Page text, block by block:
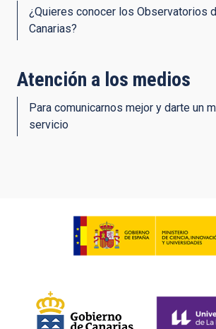
¿Quieres conocer los Observatorios
Canarias?
Atención a los medios
Para comunicarnos mejor y darte un
servicio